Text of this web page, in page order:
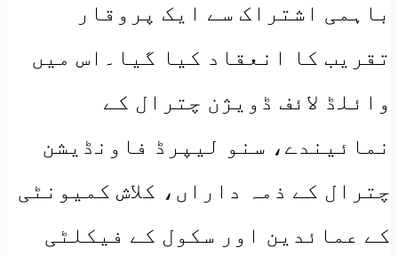
باہمی اشتراک سے ایک پروقار
تقریب کا انعقاد کیا گیا۔اس میں
وائلڈ لائف ڈویژن چترال کے
نمائیندے، سنو لیپرڈ فاونڈیشن
چترال کے ذمہ داراں، کلاش کمیونٹی
کے عمائدین اور سکول کے فیکلٹی